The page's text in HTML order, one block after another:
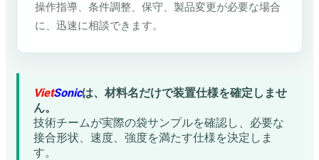
操作指導、条件調整、保守、製品変更が必要な場合
に、迅速に相談できます。
VietSonicは、材料名だけで装置仕様を確定しませ
ん。
技術チームが実際の袋サンプルを確認し、必要な
接合形状、速度、強度を満たす仕様を決定しま
す。